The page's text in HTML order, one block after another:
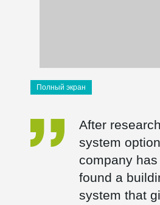
Полный экран
After
system
company
found a
system that